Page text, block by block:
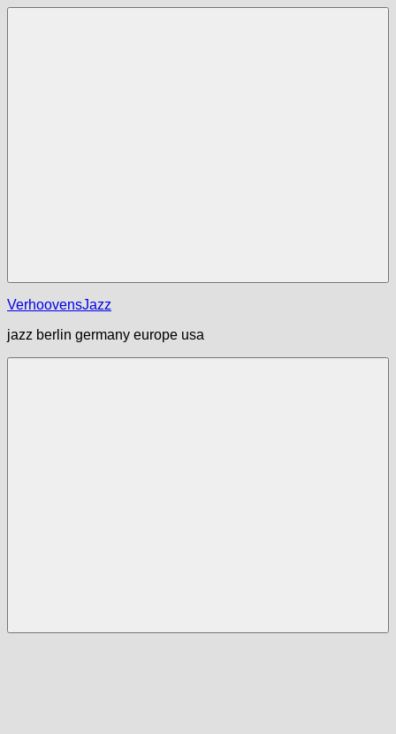
Zum
VerhoovensJazz
jazz berlin germany europe usa